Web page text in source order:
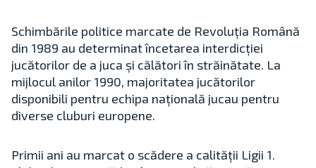
Schimbările politice marcate de Revoluția Română
din 1989 au determinat încetarea interdicției
jucătorilor de a juca și călători în străinătate. La
mijlocul anilor 1990, majoritatea jucătorilor
disponibili pentru echipa națională jucau pentru
diverse cluburi europene.
Primii ani au marcat o scădere a calității Ligii 1.